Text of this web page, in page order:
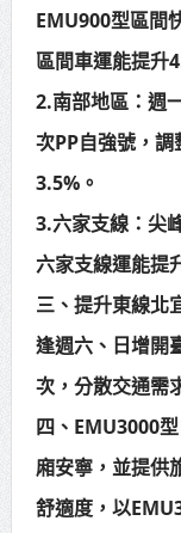
EMU900型區間
區間車運能提升
2.南部地區：週
次PP自強號，
3.5%。
3.六家支線：尖
六家支線運能提
三、提升東線北
逢週六、日增開
次，分散交通需
四、EMU3000
廂安寧，並提供
舒適度，以